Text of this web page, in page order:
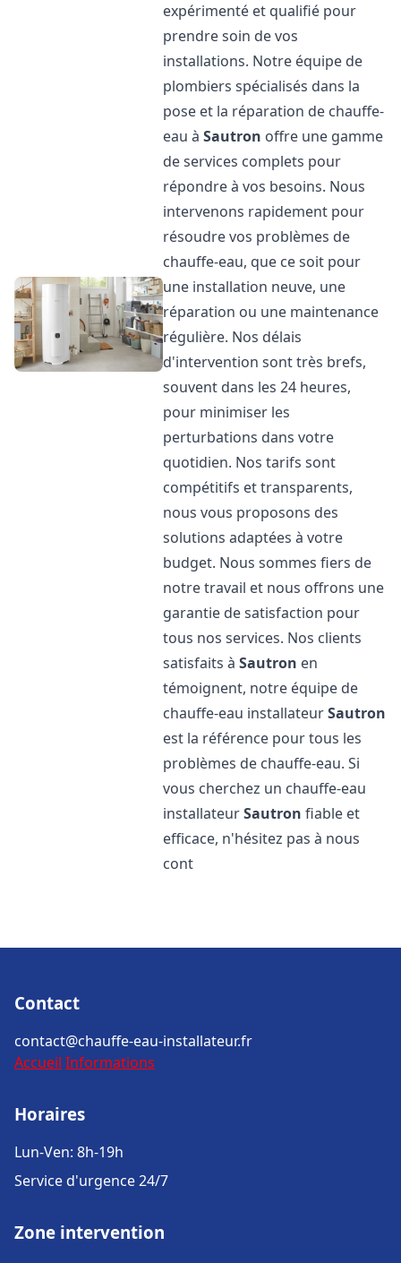
expérimenté et qualifié pour
prendre soin de vos
installations. Notre équipe de
plombiers spécialisés dans la
pose et la réparation de chauffe-
eau àSautron offre une gamme
de services complets pour
répondre à vos besoins. Nous
intervenons rapidement pour
résoudre vos problèmes de
chauffe-eau, que ce soit pour
une installation neuve, une
réparation ou une maintenance
régulière. Nos délais
d'intervention sont très brefs,
souvent dans les 24 heures,
pour minimiser les
perturbations dans votre
quotidien. Nos tarifs sont
compétitifs et transparents,
nous vous proposons des
solutions adaptées à votre
budget. Nous sommes fiers de
notre travail et nous offrons une
garantie de satisfaction pour
tous nos services. Nos clients
satisfaits àSautron en
témoignent, notre équipe de
chauffe-eau installateurSautron
est la référence pour tous les
problèmes de chauffe-eau. Si
vous cherchez un chauffe-eau
installateurSautron fiable et
efficace, n'hésitez pas à nous
cont
Contact
contact@chauffe-eau-installateur.fr
Accueil Informations
Horaires
Lun-Ven: 8h-19h
Service d'urgence 24/7
Zone intervention